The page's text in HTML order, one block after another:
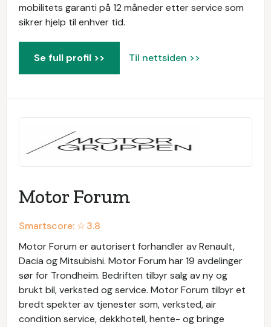
mobilitets garanti på 12 måneder etter service som
sikrer hjelp til enhver tid.
Se full profil >> Til nettsiden >>
Motor Forum
Smartscore: ☆3.8
Motor Forum er autorisert forhandler av Renault,
Dacia og Mitsubishi. Motor Forum har 19 avdelinger
sør for Trondheim. Bedriften tilbyr salg av ny og
brukt bil, verksted og service. Motor Forum tilbyr et
bredt spekter av tjenester som, verksted, air
condition service, dekkhotell, hente- og bringe